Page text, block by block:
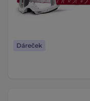
Dáreček